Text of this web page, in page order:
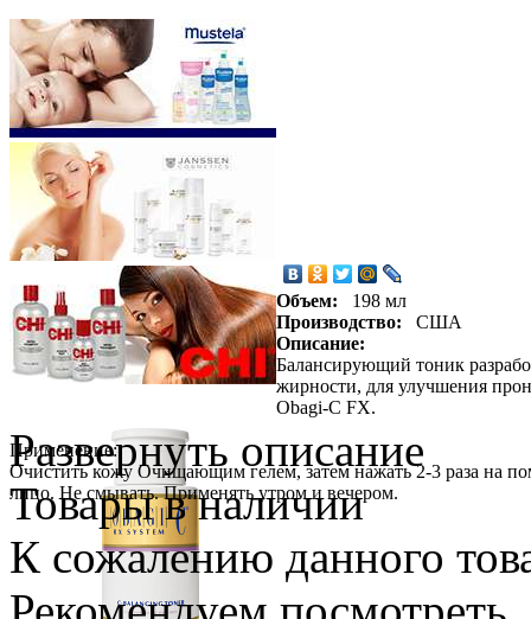
Объем:
198 мл
Производство:
США
Описание:
Балансирующий тоник
жирности, для улучшения
Obagi-C FX.
Применение:
Очистить кожу Очищающим гелем, затем нажать 2-3 раза на
лицо. Не смывать. Применять утром и вечером.
Развернуть описание
Товары в наличии
К сожалению данного